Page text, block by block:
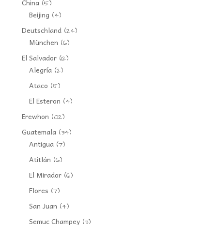
China(5)
Beijing (4)
Deutschland(24)
München (6)
El Salvador(12)
Alegría(2)
Ataco (5)
El Esteron (4)
Erewhon (102)
Guatemala(34)
Antigua(7)
Atitlán (6)
El Mirador(6)
Flores (7)
San Juan (4)
Semuc Champey(3)